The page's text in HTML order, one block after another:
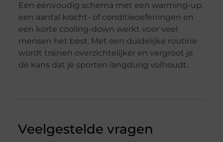
Een eenvoudig schema met een warming-up,
een aantal kracht- of conditieoefeningen en
een korte cooling-down werkt voor veel
mensen het best. Met een duidelijke routine
wordt trainen overzichtelijker en vergroot je
de kans dat je sporten langdurig volhoudt.
Veelgestelde vragen